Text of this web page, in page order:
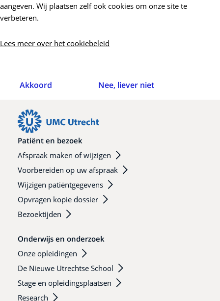
aangeven. Wij plaatsen zelf ook cookies om onze site te
verbeteren.
Lees meer over het cookiebeleid
Akkoord Nee, liever niet
Patiënt en bezoek
Afspraak maken of wijzigen
Voorbereiden op uw afspraak
Wijzigen patiëntgegevens
Opvragen kopie dossier
Bezoektijden
Onderwijs en onderzoek
Onze opleidingen
De Nieuwe Utrechtse School
Stage en opleidingsplaatsen
Research